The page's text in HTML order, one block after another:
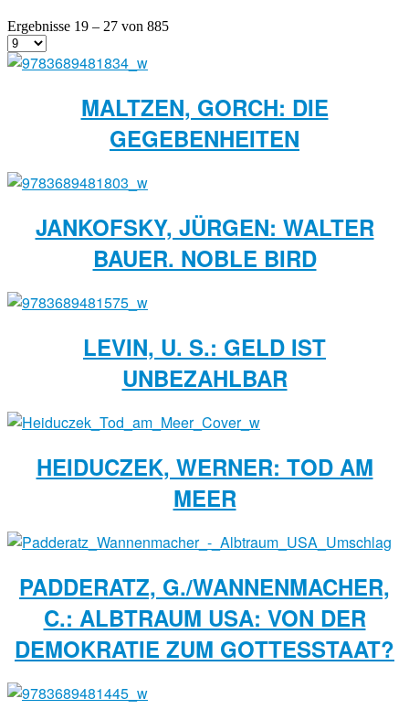
Ergebnisse 19 – 27 von 885
MALTZEN, GORCH: DIE
GEGEBENHEITEN
JANKOFSKY, JÜRGEN: WALTER
BAUER. NOBLE BIRD
LEVIN, U. S.: GELD IST
UNBEZAHLBAR
HEIDUCZEK, WERNER: TOD AM
MEER
PADDERATZ, G./WANNENMACHER,
C.: ALBTRAUM USA: VON DER
DEMOKRATIE ZUM GOTTESSTAAT?